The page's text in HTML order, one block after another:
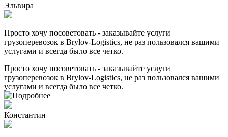
Эльвира
Просто хочу посоветовать - заказывайте услуги
грузоперевозок в Brylov-Logistics, не раз пользовался вашими
услугами и всегда было все четко.
Просто хочу посоветовать - заказывайте услуги
грузоперевозок в Brylov-Logistics, не раз пользовался вашими
услугами и всегда было все четко.
Константин